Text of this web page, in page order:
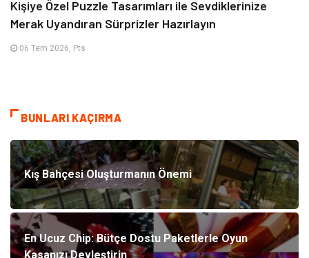
Kişiye Özel Puzzle Tasarımları ile Sevdiklerinize
Merak Uyandıran Sürprizler Hazırlayın
06 Tem 2026, Pts
BUNLARI KAÇIRMA
Kış Bahçesi Oluşturmanın Önemi
En Ucuz Chip: Bütçe Dostu Paketlerle Oyun
Kasanızı Devleştirin